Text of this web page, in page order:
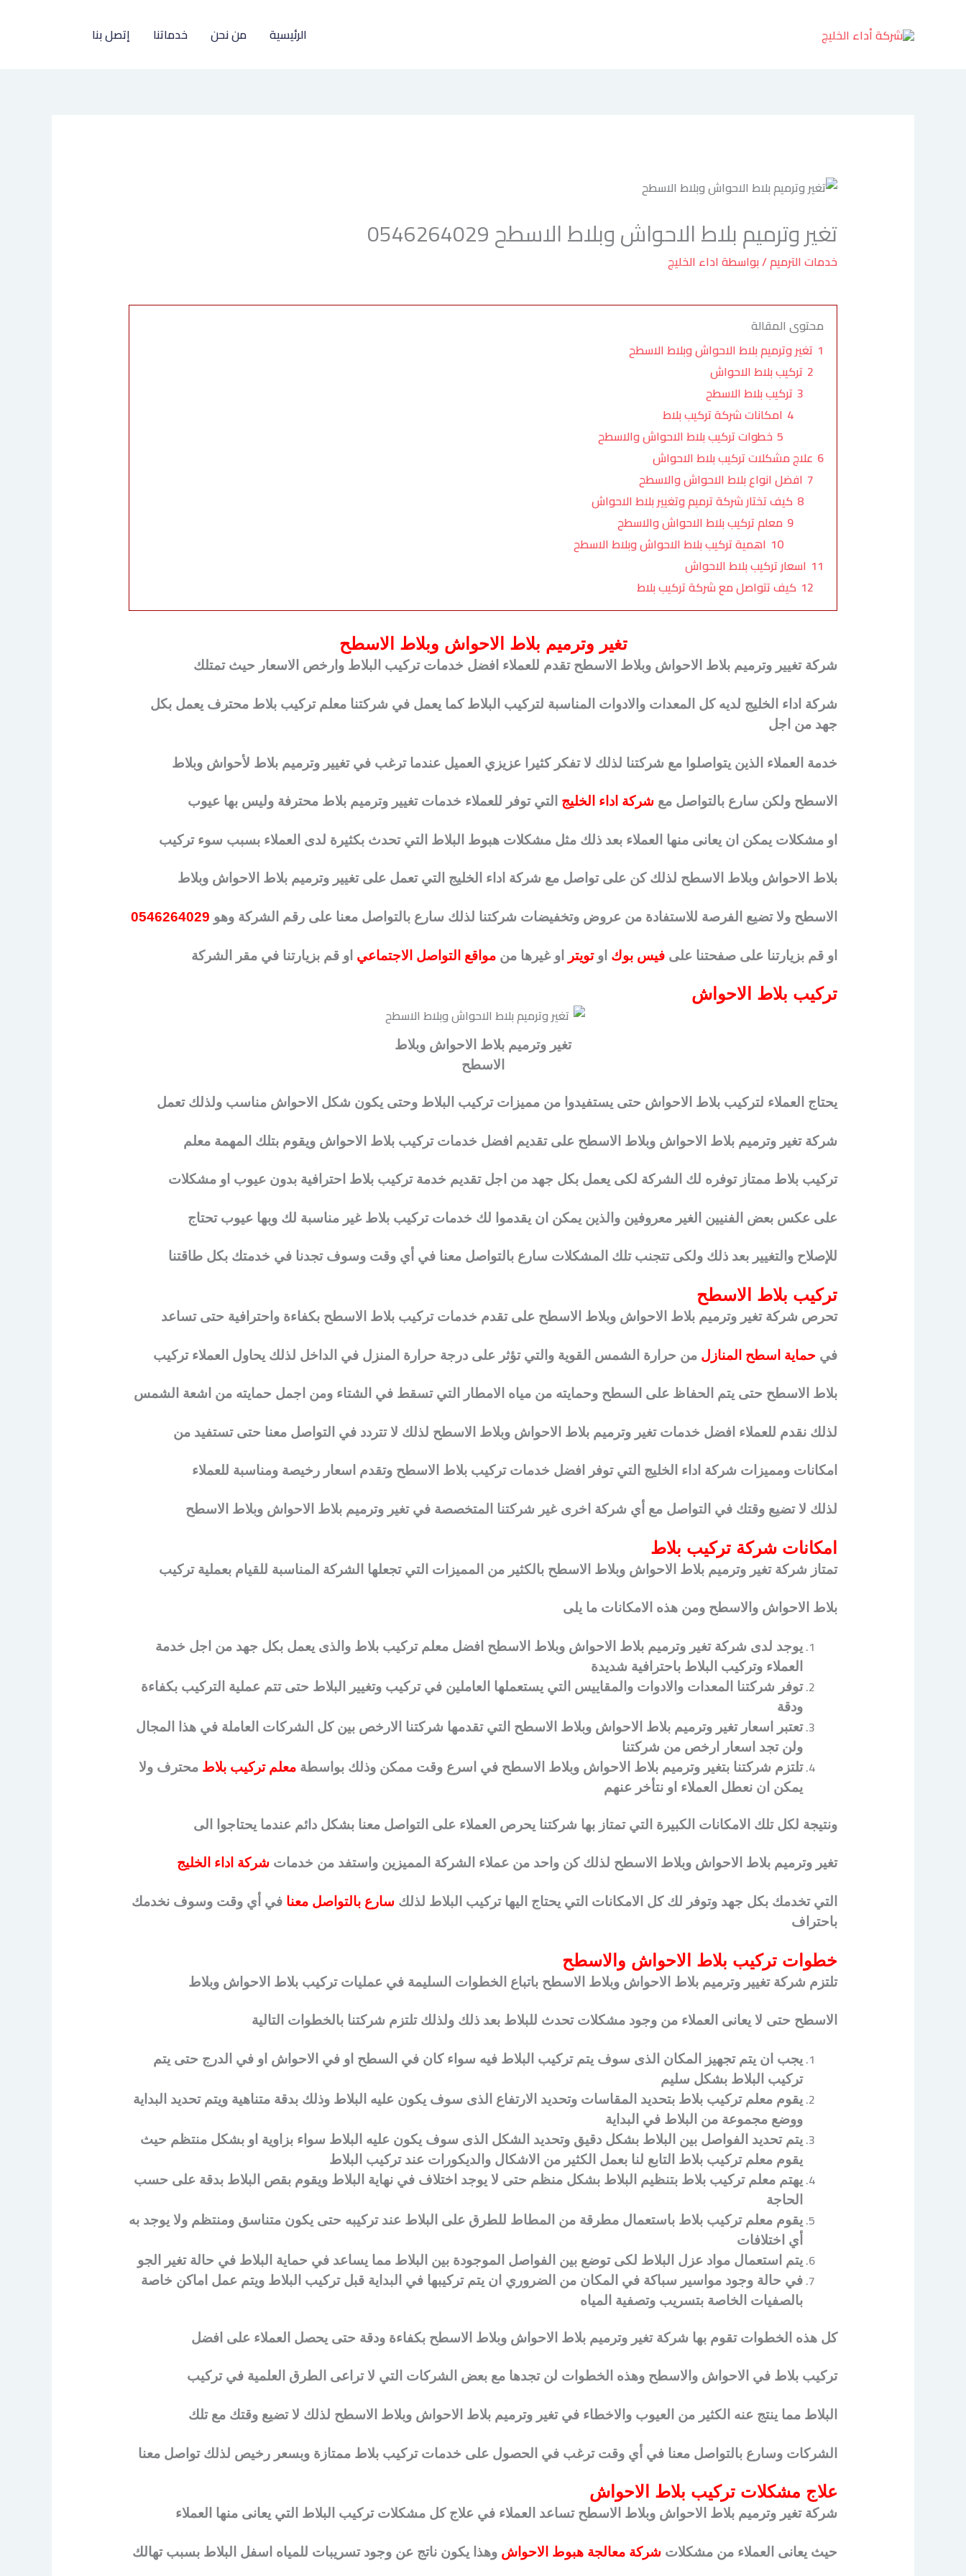
الرئيسية من نحن خدماتنا إتصل بنا
تغير وترميم بلاط الاحواش وبلاط الاسطح 0546264029
خدمات الترميم/ بواسطةاداء الخليج
محتوى المقالة
1 تغير وترميم بلاط الاحواش وبلاط الاسطح
2 تركيب بلاط الاحواش
3 تركيب بلاط الاسطح
4 امكانات شركة تركيب بلاط
5 خطوات تركيب بلاط الاحواش والاسطح
6 علاج مشكلات تركيب بلاط الاحواش
7 افضل انواع بلاط الاحواش والاسطح
8 كيف تختار شركة ترميم وتغيير بلاط الاحواش
9 معلم تركيب بلاط الاحواش والاسطح
10 اهمية تركيب بلاط الاحواش وبلاط الاسطح
11 اسعار تركيب بلاط الاحواش
12 كيف تتواصل مع شركة تركيب بلاط
تغير وترميم بلاط الاحواش وبلاط الاسطح
شركة تغيير وترميم بلاط الاحواش وبلاط الاسطح تقدم للعملاء افضل خدمات تركيب البلاط وارخص الاسعار حيث تمتلك
شركة اداء الخليج لديه كل المعدات والادوات المناسبة لتركيب البلاط كما يعمل في شركتنا معلم تركيب بلاط محترف يعمل بكل
جهد من اجل
خدمة العملاء الذين يتواصلوا مع شركتنا لذلك لا تفكر كثيرا عزيزي العميل عندما ترغب في تغيير وترميم بلاط لأحواش وبلاط
الاسطح ولكن سارع بالتواصل مع شركة اداء الخليج التي توفر للعملاء خدمات تغيير وترميم بلاط محترفة وليس بها عيوب
او مشكلات يمكن ان يعانى منها العملاء بعد ذلك مثل مشكلات هبوط البلاط التي تحدث بكثيرة لدى العملاء بسبب سوء تركيب
بلاط الاحواش وبلاط الاسطح لذلك كن على تواصل مع شركة اداء الخليج التي تعمل على تغيير وترميم بلاط الاحواش وبلاط
الاسطح ولا تضيع الفرصة للاستفادة من عروض وتخفيضات شركتنا لذلك سارع بالتواصل معنا على رقم الشركة وهو 0546264029
او قم بزيارتنا على صفحتنا على فيس بوك اوتويتر او غيرها من مواقع التواصل الاجتماعي او قم بزيارتنا في مقر الشركة
تركيب بلاط الاحواش
تغير وترميم بلاط الاحواش وبلاط
الاسطح
يحتاج العملاء لتركيب بلاط الاحواش حتى يستفيدوا من مميزات تركيب البلاط وحتى يكون شكل الاحواش مناسب ولذلك تعمل
شركة تغير وترميم بلاط الاحواش وبلاط الاسطح على تقديم افضل خدمات تركيب بلاط الاحواش ويقوم بتلك المهمة معلم
تركيب بلاط ممتاز توفره لك الشركة لكى يعمل بكل جهد من اجل تقديم خدمة تركيب بلاط احترافية بدون عيوب او مشكلات
على عكس بعض الفنيين الغير معروفين والذين يمكن ان يقدموا لك خدمات تركيب بلاط غير مناسبة لك وبها عيوب تحتاج
للإصلاح والتغيير بعد ذلك ولكى تتجنب تلك المشكلات سارع بالتواصل معنا في أي وقت وسوف تجدنا في خدمتك بكل طاقتنا
تركيب بلاط الاسطح
تحرص شركة تغير وترميم بلاط الاحواش وبلاط الاسطح على تقدم خدمات تركيب بلاط الاسطح بكفاءة واحترافية حتى تساعد
في حماية اسطح المنازل من حرارة الشمس القوية والتي تؤثر على درجة حرارة المنزل في الداخل لذلك يحاول العملاء تركيب
بلاط الاسطح حتى يتم الحفاظ على السطح وحمايته من مياه الامطار التي تسقط في الشتاء ومن اجمل حمايته من اشعة الشمس
لذلك نقدم للعملاء افضل خدمات تغير وترميم بلاط الاحواش وبلاط الاسطح لذلك لا تتردد في التواصل معنا حتى تستفيد من
امكانات ومميزات شركة اداء الخليج التي توفر افضل خدمات تركيب بلاط الاسطح وتقدم اسعار رخيصة ومناسبة للعملاء
لذلك لا تضيع وقتك في التواصل مع أي شركة اخرى غير شركتنا المتخصصة في تغير وترميم بلاط الاحواش وبلاط الاسطح
امكانات شركة تركيب بلاط
تمتاز شركة تغير وترميم بلاط الاحواش وبلاط الاسطح بالكثير من المميزات التي تجعلها الشركة المناسبة للقيام بعملية تركيب
بلاط الاحواش والاسطح ومن هذه الامكانات ما يلى
يوجد لدى شركة تغير وترميم بلاط الاحواش وبلاط الاسطح افضل معلم تركيب بلاط والذى يعمل بكل جهد من اجل خدمة
العملاء وتركيب البلاط باحترافية شديدة
توفر شركتنا المعدات والادوات والمقاييس التي يستعملها العاملين في تركيب وتغيير البلاط حتى تتم عملية التركيب بكفاءة
ودقة
تعتبر اسعار تغير وترميم بلاط الاحواش وبلاط الاسطح التي تقدمها شركتنا الارخص بين كل الشركات العاملة في هذا المجال
ولن تجد اسعار ارخص من شركتنا
تلتزم شركتنا بتغير وترميم بلاط الاحواش وبلاط الاسطح في اسرع وقت ممكن وذلك بواسطة معلم تركيب بلاط محترف ولا
يمكن ان نعطل العملاء او نتأخر عنهم
ونتيجة لكل تلك الامكانات الكبيرة التي تمتاز بها شركتنا يحرص العملاء على التواصل معنا بشكل دائم عندما يحتاجوا الى
تغير وترميم بلاط الاحواش وبلاط الاسطح لذلك كن واحد من عملاء الشركة المميزين واستفد من خدمات شركة اداء الخليج
التي تخدمك بكل جهد وتوفر لك كل الامكانات التي يحتاج اليها تركيب البلاط لذلك سارع بالتواصل معنا في أي وقت وسوف نخدمك
باحتراف
خطوات تركيب بلاط الاحواش والاسطح
تلتزم شركة تغيير وترميم بلاط الاحواش وبلاط الاسطح باتباع الخطوات السليمة في عمليات تركيب بلاط الاحواش وبلاط
الاسطح حتى لا يعانى العملاء من وجود مشكلات تحدث للبلاط بعد ذلك ولذلك تلتزم شركتنا بالخطوات التالية
يجب ان يتم تجهيز المكان الذى سوف يتم تركيب البلاط فيه سواء كان في السطح او في الاحواش او في الدرج حتى يتم
تركيب البلاط بشكل سليم
يقوم معلم تركيب بلاط بتحديد المقاسات وتحديد الارتفاع الذى سوف يكون عليه البلاط وذلك بدقة متناهية ويتم تحديد البداية
ووضع مجموعة من البلاط في البداية
يتم تحديد الفواصل بين البلاط بشكل دقيق وتحديد الشكل الذى سوف يكون عليه البلاط سواء بزاوية او بشكل منتظم حيث
يقوم معلم تركيب بلاط التابع لنا بعمل الكثير من الاشكال والديكورات عند تركيب البلاط
يهتم معلم تركيب بلاط بتنظيم البلاط بشكل منظم حتى لا يوجد اختلاف في نهاية البلاط ويقوم بقص البلاط بدقة على حسب
الحاجة
يقوم معلم تركيب بلاط باستعمال مطرقة من المطاط للطرق على البلاط عند تركيبه حتى يكون متناسق ومنتظم ولا يوجد به
أي اختلافات
يتم استعمال مواد عزل البلاط لكى توضع بين الفواصل الموجودة بين البلاط مما يساعد في حماية البلاط في حالة تغير الجو
في حالة وجود مواسير سباكة في المكان من الضروري ان يتم تركيبها في البداية قبل تركيب البلاط ويتم عمل اماكن خاصة
بالصفيات الخاصة بتسريب وتصفية المياه
كل هذه الخطوات تقوم بها شركة تغير وترميم بلاط الاحواش وبلاط الاسطح بكفاءة ودقة حتى يحصل العملاء على افضل
تركيب بلاط في الاحواش والاسطح وهذه الخطوات لن تجدها مع بعض الشركات التي لا تراعى الطرق العلمية في تركيب
البلاط مما ينتج عنه الكثير من العيوب والاخطاء في تغير وترميم بلاط الاحواش وبلاط الاسطح لذلك لا تضيع وقتك مع تلك
الشركات وسارع بالتواصل معنا في أي وقت ترغب في الحصول على خدمات تركيب بلاط ممتازة وبسعر رخيص لذلك تواصل معنا
علاج مشكلات تركيب بلاط الاحواش
شركة تغير وترميم بلاط الاحواش وبلاط الاسطح تساعد العملاء في علاج كل مشكلات تركيب البلاط التي يعانى منها العملاء
حيث يعانى العملاء من مشكلات شركة معالجة هبوط الاحواش وهذا يكون ناتج عن وجود تسريبات للمياه اسفل البلاط بسبب تهالك